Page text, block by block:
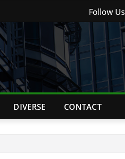
Follow Us
DIVERSE CONTACT